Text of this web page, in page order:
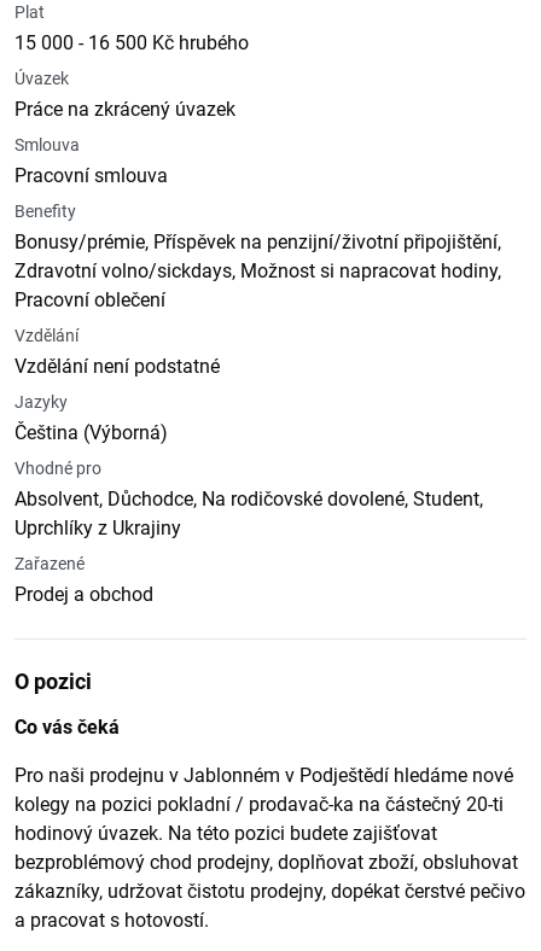
Plat
15 000 - 16 500 Kč hrubého
Úvazek
Práce na zkrácený úvazek
Smlouva
Pracovní smlouva
Benefity
Bonusy/prémie, Příspěvek na penzijní/životní připojištění,
Zdravotní volno/sickdays, Možnost si napracovat hodiny,
Pracovní oblečení
Vzdělání
Vzdělání není podstatné
Jazyky
Čeština (Výborná)
Vhodné pro
Absolvent, Důchodce, Na rodičovské dovolené, Student,
Uprchlíky z Ukrajiny
Zařazené
Prodej a obchod
O pozici
Co vás čeká
Pro naši prodejnu v Jablonném v Podještědí hledáme nové
kolegy na pozici pokladní / prodavač-ka na částečný 20-ti
hodinový úvazek. Na této pozici budete zajišťovat
bezproblémový chod prodejny, doplňovat zboží, obsluhovat
zákazníky, udržovat čistotu prodejny, dopékat čerstvé pečivo
a pracovat s hotovostí.